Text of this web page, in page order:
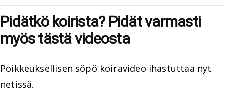
Pidätkö koirista? Pidät varmasti
myös tästä videosta
Poikkeuksellisen söpö koiravideo ihastuttaa nyt
netissä.